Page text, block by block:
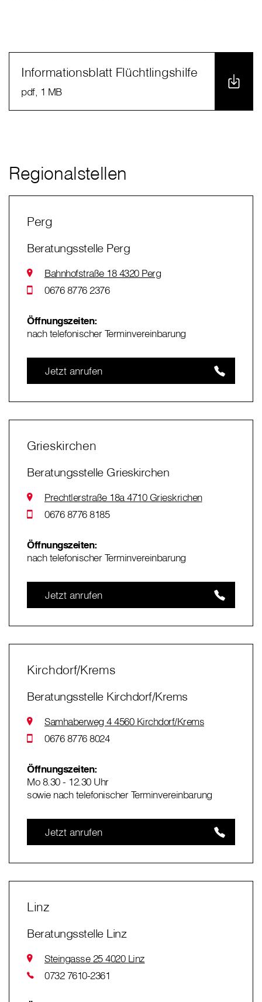
Informationsblatt Flüchtlingshilfe
pdf, 1 MB
Regionalstellen
Perg
Beratungsstelle Perg
Bahnhofstraße 18 4320 Perg
0676 8776 2376
Öffnungszeiten:
nach telefonischer Terminvereinbarung
Jetzt anrufen
Grieskirchen
Beratungsstelle Grieskirchen
Prechtlerstraße 18a 4710 Grieskrichen
0676 8776 8185
Öffnungszeiten:
nach telefonischer Terminvereinbarung
Jetzt anrufen
Kirchdorf/Krems
Beratungsstelle Kirchdorf/Krems
Samhaberweg 4 4560 Kirchdorf/Krems
0676 8776 8024
Öffnungszeiten:
Mo 8.30 - 12.30 Uhr
sowie nach telefonischer Terminvereinbarung
Jetzt anrufen
Linz
Beratungsstelle Linz
Steingasse 25 4020 Linz
0732 7610-2361